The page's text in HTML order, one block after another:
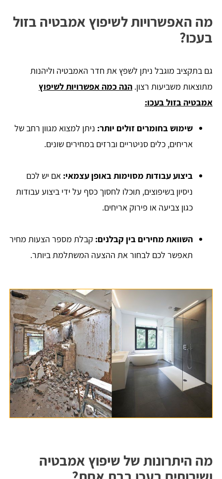
מה האפשרויות לשיפוץ אמבטיה בזול
בעכו?
גם בתקציב מוגבל ניתן לשפץ את חדר האמבטיה וליהנות
מתוצאות משביעות רצון. הנה כמה אפשרויות לשיפוץ
אמבטיה בזול בעכו:
שימוש בחומרים זולים יותר: ניתן למצוא מגוון רחב של
אריחים, כלים סניטריים וברזים במחירים שונים.
ביצוע עבודות מסוימות באופן עצמאי: אם יש לכם
ניסיון בשיפוצים, תוכלו לחסוך כסף על ידי ביצוע עבודות
כגון צביעה או פירוק אריחים.
השוואת מחירים בין קבלנים: קבלת מספר הצעות מחיר
תאפשר לכם לבחור את ההצעה המשתלמת ביותר.
מה היתרונות של שיפוץ אמבטיה